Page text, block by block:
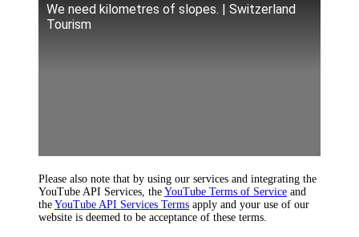
We need kilometres of slopes. | Switzerland
Tourism
Please also note that by using our services and integrating the
YouTube API Services, the YouTube Terms of Service and
the YouTube API Services Terms apply and your use of our
website is deemed to be acceptance of these terms.